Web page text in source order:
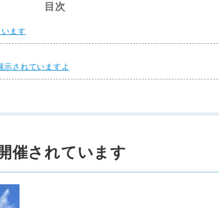
目次
ます
示されていますよ
催されています